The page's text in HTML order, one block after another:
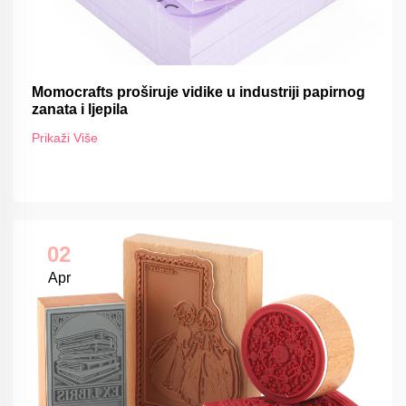
Momocrafts proširuje vidike u industriji papirnog
zanata i ljepila
Prikaži Više
02
Apr